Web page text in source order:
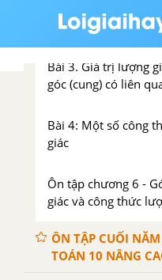
(cung) lượng giác
Bài 3. Giá trị lượng
góc (cung) có liên
Bài 4: Một số công
giác
Ôn tập chương 6 -
giác và công thức
ÔN TẬP CUỐI
TOÁN 10 NÂNG